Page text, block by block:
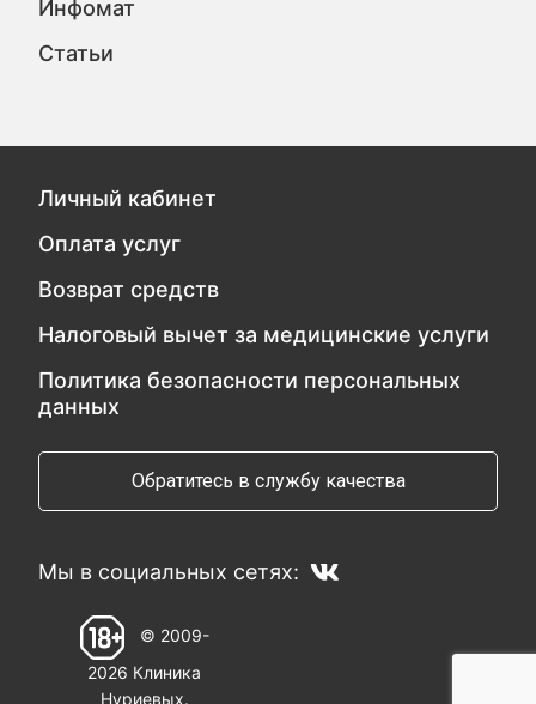
Инфомат
Статьи
Личный кабинет
Оплата услуг
Возврат средств
Налоговый вычет за медицинские услуги
Политика безопасности персональных
данных
Обратитесь в службу качества
Мы в социальных сетях:
© 2009-
2026 Клиника
Нуриевых.